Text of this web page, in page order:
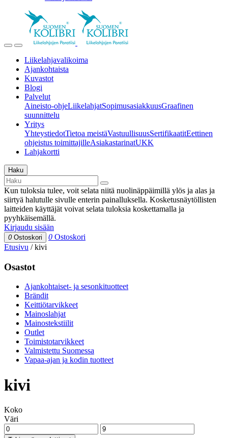
Liikelahjavalikoima
Ajankohtaista
Kuvastot
Blogi
Palvelut
Aineisto-ohjeLiikelahjatSopimusasiakkuusGraafinen
suunnittelu
Yritys
YhteystiedotTietoa meistäVastuullisuusSertifikaatitEettinen
ohjeistus toimittajilleAsiakastarinatUKK
Lahjakortti
Haku
Kun tuloksia tulee, voit selata niitä nuolinäppäimillä ylös ja alas ja
siirtyä halutulle sivulle enterin painalluksella. Kosketusnäytöllisten
laitteiden käyttäjät voivat selata tuloksia koskettamalla ja
pyyhkäisemällä.
Kirjaudu sisään
0 Ostoskori 0 Ostoskori
Etusivu /kivi
Osastot
Ajankohtaiset- ja sesonkituotteet
Brändit
Keittiötarvikkeet
Mainoslahjat
Mainostekstiilit
Outlet
Toimistotarvikkeet
Valmistettu Suomessa
Vapaa-ajan ja kodin tuotteet
kivi
Koko
Väri